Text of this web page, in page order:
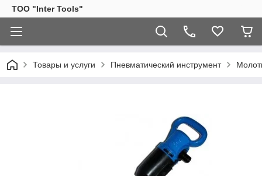
ТОО "Inter Tools"
Товары и услуги Пневматический инструмент